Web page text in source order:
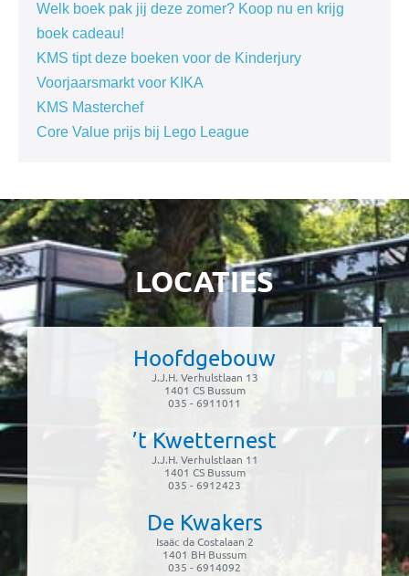
Welk boek pak jij deze zomer? Koop nu en krijg
boek cadeau!
KMS tipt deze boeken voor de Kinderjury
Voorjaarsmarkt voor KIKA
KMS Masterchef
Core Value prijs bij Lego League
LOCATIES
Hoofdgebouw
J.J.H. Verhulstlaan 13
1401 CS Bussum
035 - 6911011
’t Kwetternest
J.J.H. Verhulstlaan 11
1401 CS Bussum
035 - 6912423
De Kwakers
Isaäc da Costalaan 2
1401 BH Bussum
035 - 6914092